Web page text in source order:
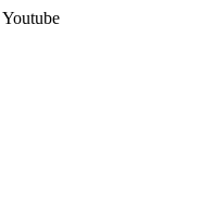
Youtube